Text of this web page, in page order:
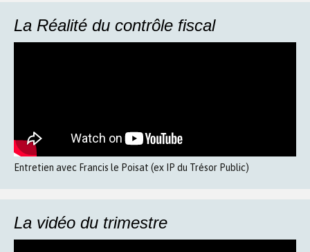
La Réalité du contrôle fiscal
Entretien avec Francis le Poisat (ex IP du Trésor Public)
La vidéo du trimestre